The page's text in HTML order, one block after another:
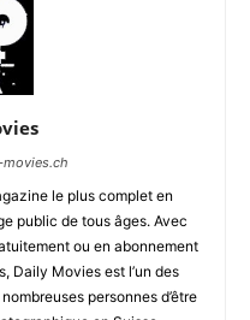
le plus complet en
public de tous âges. Avec
ou en abonnement
Daily Movies est l’un des
personnes d’être